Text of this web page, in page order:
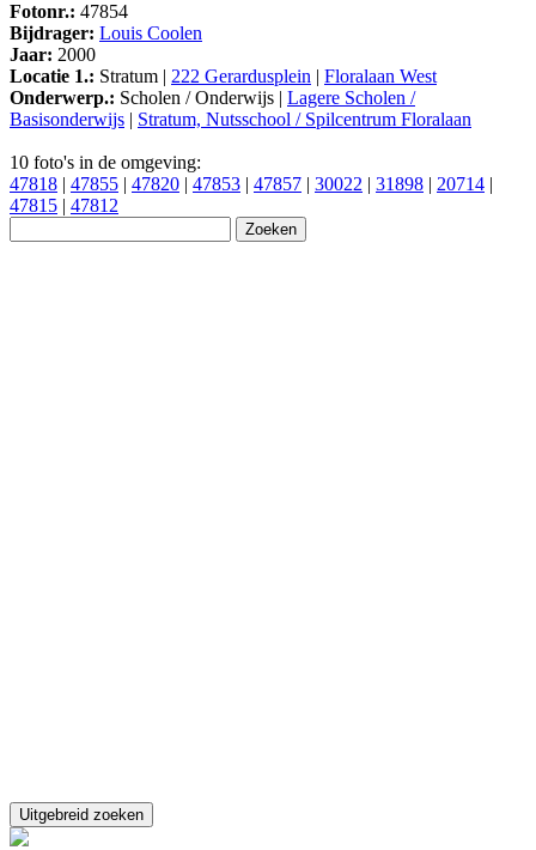
Fotonr.: 47854
Bijdrager: Louis Coolen
Jaar: 2000
Locatie 1.: Stratum | 222 Gerardusplein | Floralaan West
Onderwerp.: Scholen / Onderwijs | Lagere Scholen /
Basisonderwijs | Stratum, Nutsschool / Spilcentrum Floralaan
10 foto's in de omgeving:
47818 | 47855 | 47820 | 47853 | 47857 | 30022 | 31898 | 20714 |
47815 | 47812